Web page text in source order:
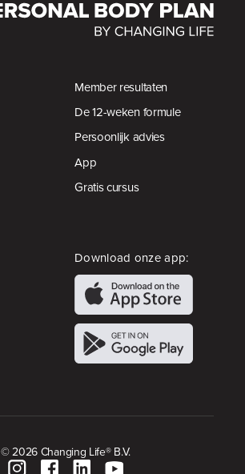
Member resultaten
De 12-weken formule
Persoonlijk advies
App
Gratis cursus
Download onze app:
© 2026 Changing Life® B.V.